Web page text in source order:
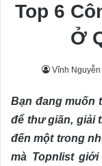
Top 6
Ở
Vĩnh Nguyễn
Bạn đang muốn
để thư giãn, giải
đến một trong
mà Topnlist